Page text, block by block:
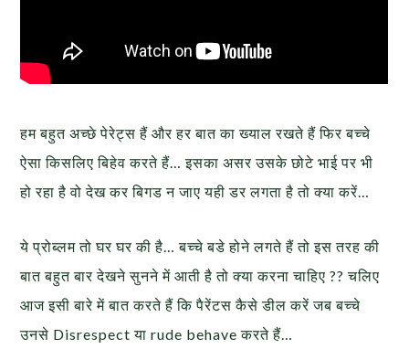
हम बहुत अच्छे पेरेट्स हैं और हर बात का ख्याल रखते हैं फिर बच्चे
ऐसा किसलिए बिहेव करते हैं… इसका असर उसके छोटे भाई पर भी
हो रहा है वो देख कर बिगड न जाए यही डर लगता है तो क्या करें…
ये प्रोब्लम तो घर घर की है… बच्चे बडे होने लगते हैं तो इस तरह की
बात बहुत बार देखने सुनने में आती है तो क्या करना चाहिए ?? चलिए
आज इसी बारे में बात करते हैं कि पैरेंटस कैसे डील करें जब बच्चे
उनसे Disrespect या rude behave करते हैं…